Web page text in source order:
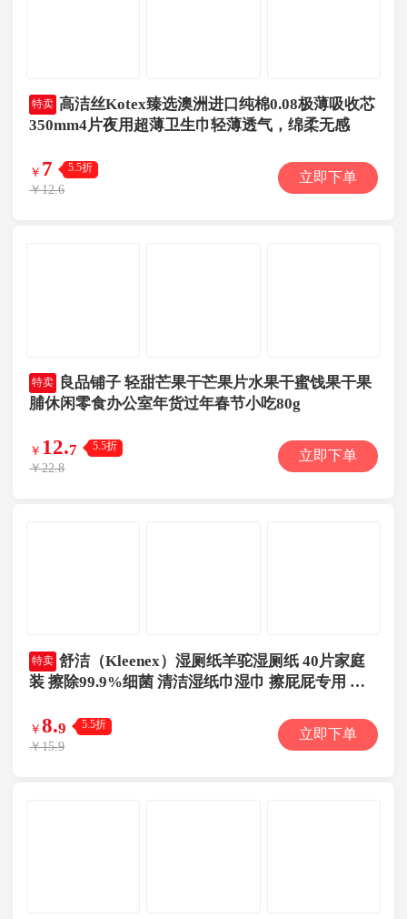
特卖 高洁丝Kotex臻选澳洲进口纯棉0.08极薄吸收芯
350mm4片夜用超薄卫生巾轻薄透气，绵柔无感
￥ 7 5.5折
￥12.6
立即下单
特卖
良品铺子 轻甜芒果干芒果片水果干蜜饯果干果
脯休闲零食办公室年货过年春节小吃80g
￥ 12.7 5.5折
￥22.8
立即下单
特卖 舒洁（Kleenex）湿厕纸羊驼湿厕纸 40片家庭
装 擦除99.9%细菌 清洁湿纸巾湿巾 擦屁屁专用 擦
￥8.9 5.5折
￥15.9
立即下单